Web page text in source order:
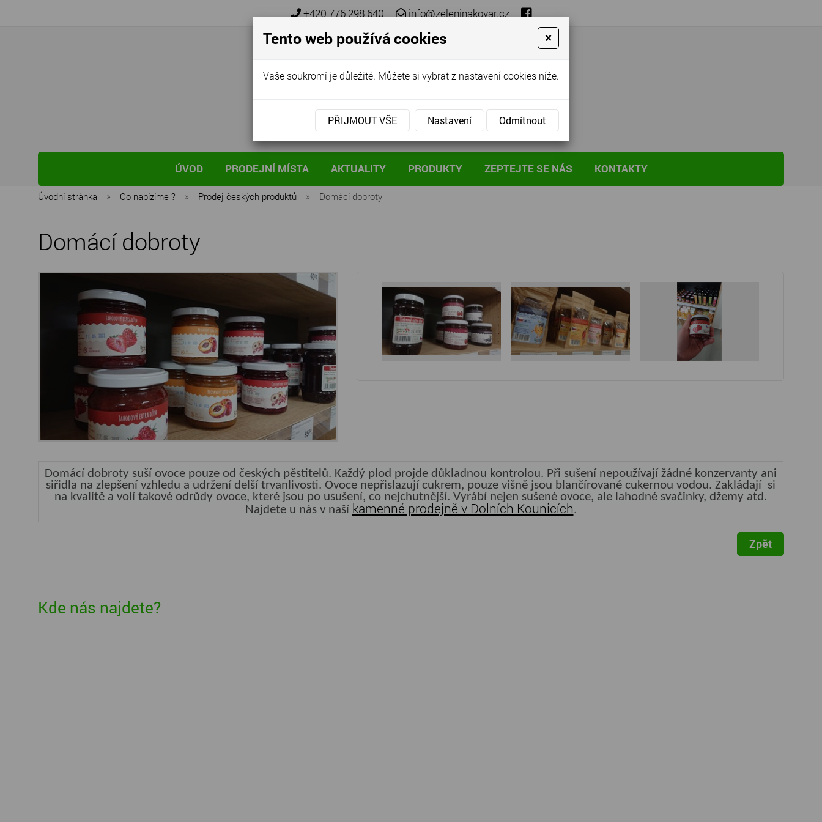
+420 776 298 640 info@zeleninakovar.cz
ÚVOD PRODEJNÍ MÍSTA AKTUALITY PRODUKTY ZEPTEJTE SE NÁS KONTAKTY
Úvodní stránka » Co nabízíme ? » Prodej českých produktů » Domácí dobroty
Domácí dobroty
Domácí dobroty suší ovoce pouze od českých pěstitelů. Každý plod projde důkladnou kontrolou. Při sušení nepoužívají žádné konzervanty ani
siřidla na zlepšení vzhledu a udržení delší trvanlivosti. Ovoce nepřislazují cukrem, pouze višně jsou blančírované cukernou vodou. Zakládají si
na kvalitě a volí takové odrůdy ovoce, které jsou po usušení, co nejchutnější. Vyrábí nejen sušené ovoce, ale lahodné svačinky, džemy atd.
Najdete u nás v naší kamenné prodejně v Dolních Kounicích.
Zpět
Kde nás najdete?
Tento web používá cookies ×
Vaše soukromí je důležité. Můžete si vybrat z nastavení cookies níže.
PŘIJMOUT VŠE Nastavení Odmítnout